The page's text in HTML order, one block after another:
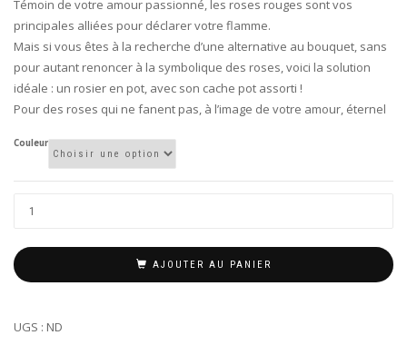
Témoin de votre amour passionné, les roses rouges sont vos
principales alliées pour déclarer votre flamme.
Mais si vous êtes à la recherche d’une alternative au bouquet, sans
pour autant renoncer à la symbolique des roses, voici la solution
idéale : un rosier en pot, avec son cache pot assorti !
Pour des roses qui ne fanent pas, à l’image de votre amour, éternel
Couleur
AJOUTER AU PANIER
UGS : ND